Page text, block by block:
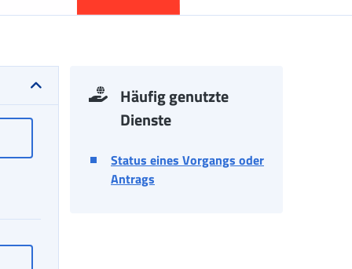
Häufig genutzte
Dienste
Status eines Vorgangs oder
Antrags